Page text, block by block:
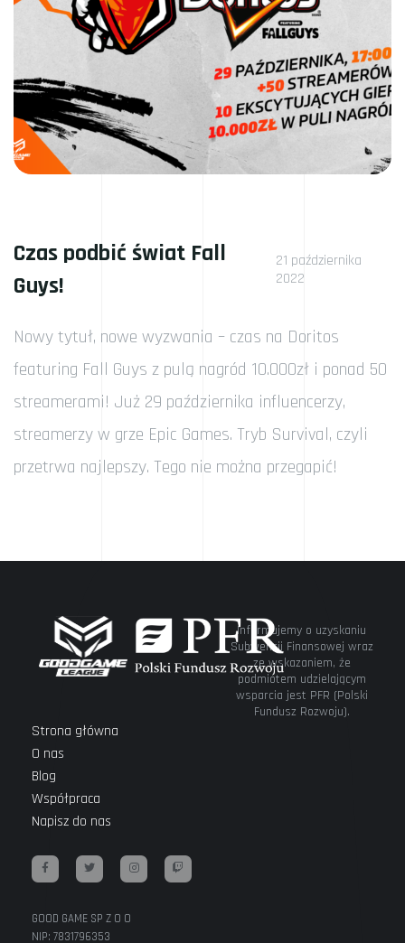
Czas podbić świat Fall
Guys!
21 października
2022
Nowy tytuł, nowe wyzwania – czas na Doritos
featuring Fall Guys z pulą nagród 10.000zł i ponad 50
streamerami! Już 29 października influencerzy,
streamerzy w grze Epic Games. Tryb Survival, czyli
przetrwa najlepszy. Tego nie można przegapić!
Informujemy o uzyskaniu
Subwencji Finansowej wraz
ze wskazaniem, że
podmiotem udzielającym
wsparcia jest PFR (Polski
Fundusz Rozwoju).
Strona główna
O nas
Blog
Współpraca
Napisz do nas
GOOD GAME SP Z O O
NIP: 7831796353